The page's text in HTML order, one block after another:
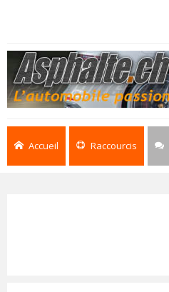
Accueil Raccourcis